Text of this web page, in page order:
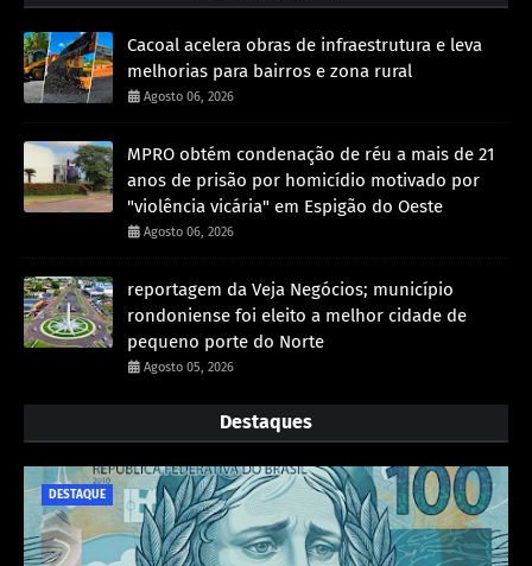
Cacoal acelera obras de infraestrutura e leva
melhorias para bairros e zona rural
Agosto 06, 2026
MPRO obtém condenação de réu a mais de 21
anos de prisão por homicídio motivado por
"violência vicária" em Espigão do Oeste
Agosto 06, 2026
reportagem da Veja Negócios; município
rondoniense foi eleito a melhor cidade de
pequeno porte do Norte
Agosto 05, 2026
Destaques
DESTAQUE